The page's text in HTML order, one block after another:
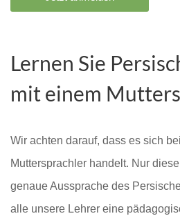
Lernen Sie
mit einem
Wir achten darauf, dass es sich
Muttersprachler handelt. Nur
genaue Aussprache des
alle unsere Lehrer eine